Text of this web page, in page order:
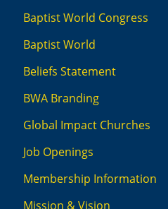
Baptist World Congress
Baptist World
Beliefs Statement
BWA Branding
Global Impact Churches
Job Openings
Membership Information
Mission & Vision